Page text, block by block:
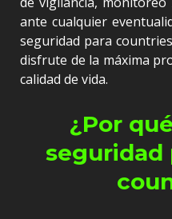
ante cualquier
seguridad para
disfrute de la máxima
calidad de vida.
¿Por
seguridad